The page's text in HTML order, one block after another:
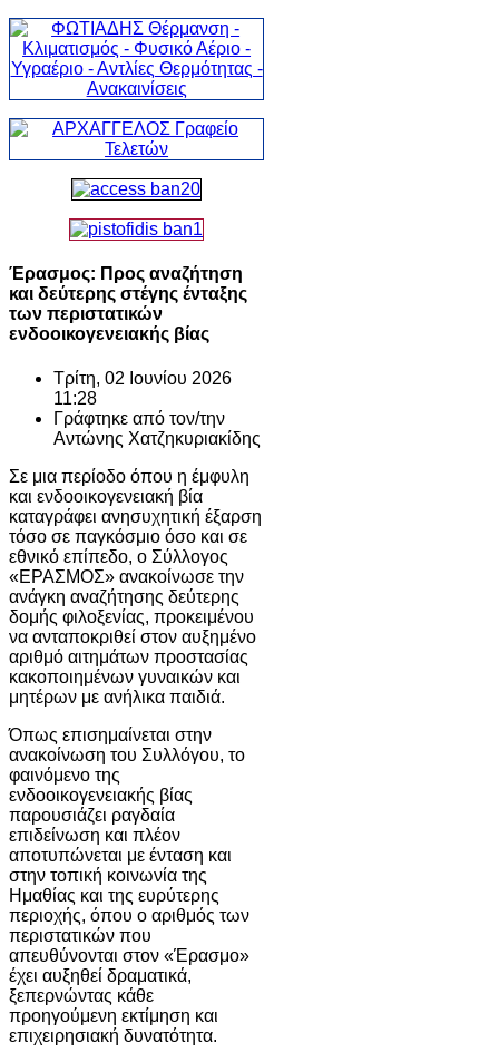
Έρασμος: Προς αναζήτηση
και δεύτερης στέγης ένταξης
των περιστατικών
ενδοοικογενειακής βίας
Τρίτη, 02 Ιουνίου 2026
11:28
Γράφτηκε από τον/την
Αντώνης Χατζηκυριακίδης
Σε μια περίοδο όπου η έμφυλη
και ενδοοικογενειακή βία
καταγράφει ανησυχητική έξαρση
τόσο σε παγκόσμιο όσο και σε
εθνικό επίπεδο, ο Σύλλογος
«ΕΡΑΣΜΟΣ» ανακοίνωσε την
ανάγκη αναζήτησης δεύτερης
δομής φιλοξενίας, προκειμένου
να ανταποκριθεί στον αυξημένο
αριθμό αιτημάτων προστασίας
κακοποιημένων γυναικών και
μητέρων με ανήλικα παιδιά.
Όπως επισημαίνεται στην
ανακοίνωση του Συλλόγου, το
φαινόμενο της
ενδοοικογενειακής βίας
παρουσιάζει ραγδαία
επιδείνωση και πλέον
αποτυπώνεται με ένταση και
στην τοπική κοινωνία της
Ημαθίας και της ευρύτερης
περιοχής, όπου ο αριθμός των
περιστατικών που
απευθύνονται στον «Έρασμο»
έχει αυξηθεί δραματικά,
ξεπερνώντας κάθε
προηγούμενη εκτίμηση και
επιχειρησιακή δυνατότητα.